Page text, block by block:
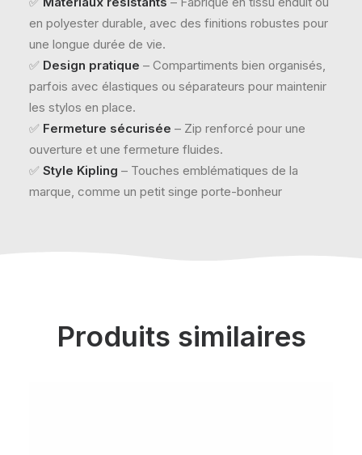
en polyester durable, avec des finitions robustes pour
une longue durée de vie.
✅ Design pratique – Compartiments bien organisés,
parfois avec élastiques ou séparateurs pour maintenir
les stylos en place.
✅ Fermeture sécurisée – Zip renforcé pour une
ouverture et une fermeture fluides.
✅ Style Kipling – Touches emblématiques de la
marque, comme un petit singe porte-bonheur
Produits similaires